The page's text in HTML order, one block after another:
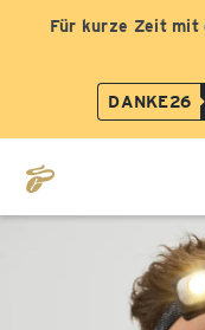
Für kurze Zeit mit
DANKE26